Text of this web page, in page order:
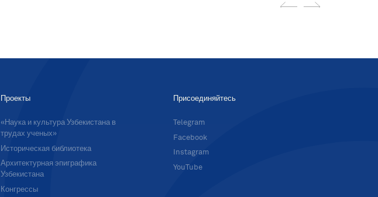
Проекты
«Наука и культура Узбекистана в
трудах ученых»
Историческая библиотека
Архитектурная эпиграфика
Узбекистана
Конгрессы
Присоединяйтесь
Telegram
Facebook
Instagram
YouTube